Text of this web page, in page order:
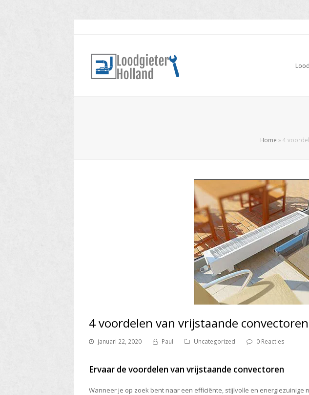
Home » 4
4 voordelen van vrijstaande convectoren
januari 22, 2020 Paul Uncategorized 0 Reacties
Ervaar de voordelen van vrijstaande convectoren
Wanneer je op zoek bent naar een efficiënte, stijlvolle en energiezuinige